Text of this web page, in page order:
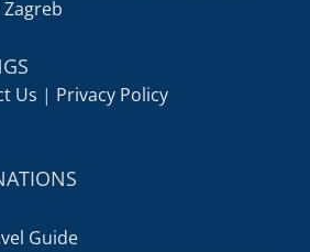
Zagreb
Us | Privacy Policy
Guide